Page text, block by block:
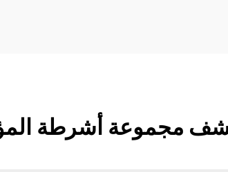
مجموعة أشرطة